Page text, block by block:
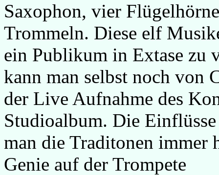
Saxophon, vier
Trommeln. Diese elf
ein Publikum in Extase zu
kann man selbst noch von
der Live Aufnahme des
Studioalbum. Die
man die Traditonen immer
Genie auf der Trompete